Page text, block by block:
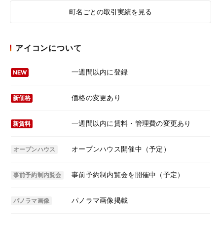
町名ごとの取引実績を見る
アイコンについて
NEW 一週間以内に登録
新価格 価格の変更あり
新賃料 一週間以内に賃料・管理費の変更あり
オープンハウス オープンハウス開催中（予定）
事前予約制内覧会 事前予約制内覧会を開催中（予定）
パノラマ画像 パノラマ画像掲載